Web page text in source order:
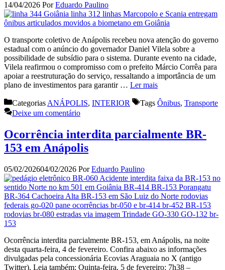
14/04/2026 PorEduardo Paulino
O transporte coletivo de Anápolis recebeu nova atenção do governo
estadual com o anúncio do governador Daniel Vilela sobre a
possibilidade de subsídio para o sistema. Durante evento na cidade,
Vilela reafirmou o compromisso com o prefeito Márcio Corrêa para
apoiar a reestruturação do serviço, ressaltando a importância de um
plano de investimentos para garantir … Ler mais
Categorias ANÁPOLIS, INTERIOR Tags Ônibus, Transporte
Deixe um comentário
Ocorrência interdita parcialmente BR-
153 em Anápolis
05/02/202604/02/2026 PorEduardo Paulino
Ocorrência interdita parcialmente BR-153, em Anápolis, na noite
desta quarta-feira, 4 de fevereiro. Confira abaixo as informações
divulgadas pela concessionária Ecovias Araguaia no X (antigo
Twitter). Leia também: Quinta-feira, 5 de fevereiro: 7h38 –